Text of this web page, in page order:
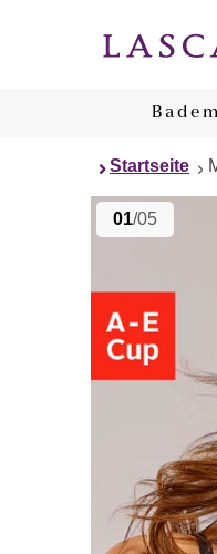
Startseite
01/05